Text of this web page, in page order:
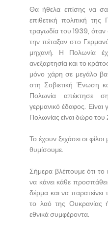
Θα ήθελα επίσης να
επιθετική πολιτική
τραγωδία του 1939, όταν
την πέταξαν στο
μηχανή. Η Πολωνία
ανεξαρτησία και το
μόνο χάρη σε μεγάλο
στη Σοβιετική Ένωση
Πολωνία απέκτησε
γερμανικό έδαφος.
Πολωνίας είναι δώρο του
Το έχουν ξεχάσει οι
θυμίσουμε.
Σήμερα βλέπουμε ότι το
να κάνει κάθε
δέρμα και να παρατείνει
το λαό της Ουκρανίας
εθνικά συμφέροντα.